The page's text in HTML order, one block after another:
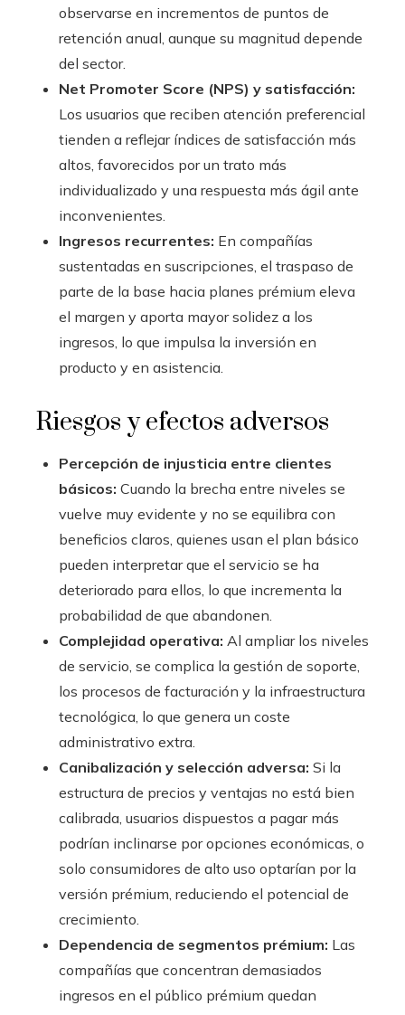
observarse en incrementos de puntos de
retención anual, aunque su magnitud depende
del sector.
Net Promoter Score (NPS) y satisfacción:
Los usuarios que reciben atención preferencial
tienden a reflejar índices de satisfacción más
altos, favorecidos por un trato más
individualizado y una respuesta más ágil ante
inconvenientes.
Ingresos recurrentes: En compañías
sustentadas en suscripciones, el traspaso de
parte de la base hacia planes prémium eleva
el margen y aporta mayor solidez a los
ingresos, lo que impulsa la inversión en
producto y en asistencia.
Riesgos y efectos adversos
Percepción de injusticia entre clientes
básicos: Cuando la brecha entre niveles se
vuelve muy evidente y no se equilibra con
beneficios claros, quienes usan el plan básico
pueden interpretar que el servicio se ha
deteriorado para ellos, lo que incrementa la
probabilidad de que abandonen.
Complejidad operativa: Al ampliar los niveles
de servicio, se complica la gestión de soporte,
los procesos de facturación y la infraestructura
tecnológica, lo que genera un coste
administrativo extra.
Canibalización y selección adversa: Si la
estructura de precios y ventajas no está bien
calibrada, usuarios dispuestos a pagar más
podrían inclinarse por opciones económicas, o
solo consumidores de alto uso optarían por la
versión prémium, reduciendo el potencial de
crecimiento.
Dependencia de segmentos prémium: Las
compañías que concentran demasiados
ingresos en el público prémium quedan